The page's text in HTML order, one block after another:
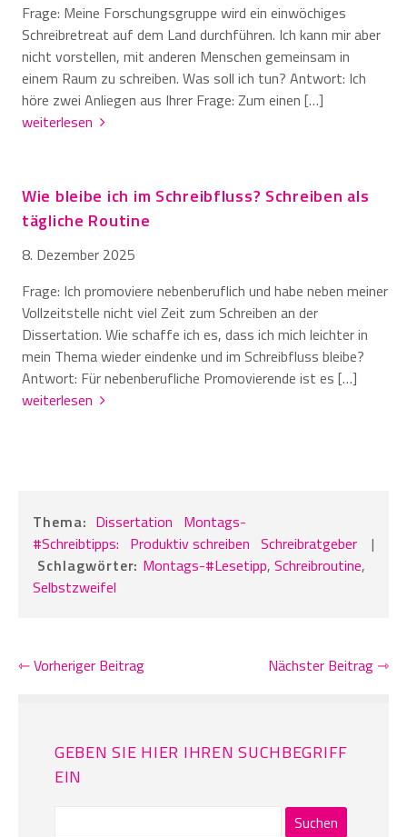
Frage: Meine Forschungsgruppe wird ein einwöchiges
Schreibretreat auf dem Land durchführen. Ich kann mir aber
nicht vorstellen, mit anderen Menschen gemeinsam in
einem Raum zu schreiben. Was soll ich tun? Antwort: Ich
höre zwei Anliegen aus Ihrer Frage: Zum einen […]
weiterlesen
Wie bleibe ich im Schreibfluss? Schreiben als
tägliche Routine
8. Dezember 2025
Frage: Ich promoviere nebenberuflich und habe neben meiner
Vollzeitstelle nicht viel Zeit zum Schreiben an der
Dissertation. Wie schaffe ich es, dass ich mich leichter in
mein Thema wieder eindenke und im Schreibfluss bleibe?
Antwort: Für nebenberufliche Promovierende ist es […]
weiterlesen
Thema: Dissertation Montags-
#Schreibtipps: Produktiv schreiben Schreibratgeber
|
Schlagwörter: Montags-#Lesetipp,Schreibroutine,
Selbstzweifel
⇽ Vorheriger Beitrag Nächster Beitrag ⇾
GEBEN SIE HIER IHREN SUCHBEGRIFF
EIN